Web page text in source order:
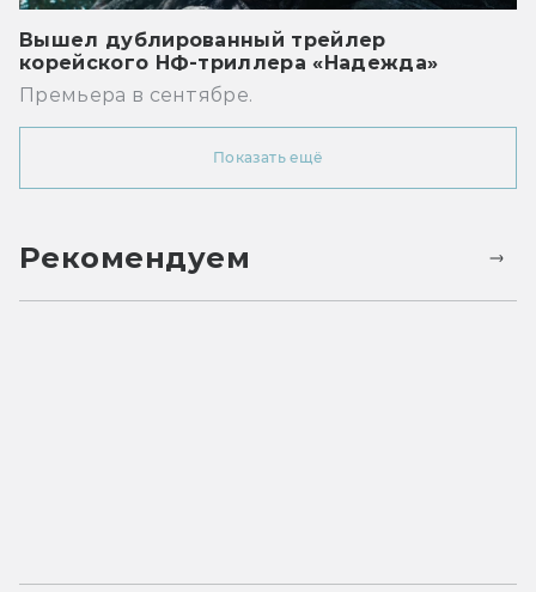
Вышел дублированный трейлер
корейского НФ-триллера «Надежда»
Премьера в сентябре.
Показать ещё
Рекомендуем